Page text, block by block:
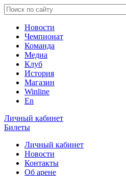
Новости
Чемпионат
Команда
Медиа
Клуб
История
Магазин
Winline
En
Личный кабинет
Билеты
Личный кабинет
Новости
Контакты
Об арене